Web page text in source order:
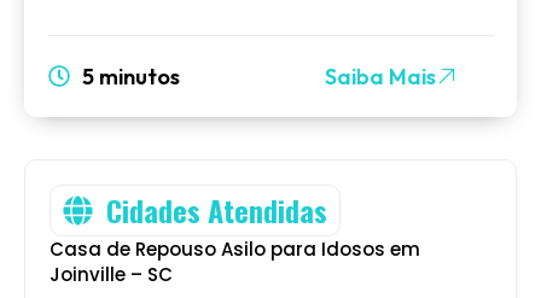
Cidades Atendidas
Casa de Repouso Asilo para Idosos em
Joinville – SC
5 minutos Saiba Mais